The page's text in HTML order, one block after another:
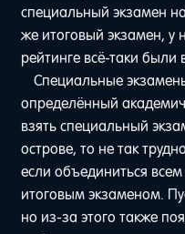
специальный экзамен
же итоговый экзамен, у
рейтинге всё-таки
Специальные
определённый
взять специальный
острове, то не так
если объединиться
итоговым экзаменом.
но из-за этого также